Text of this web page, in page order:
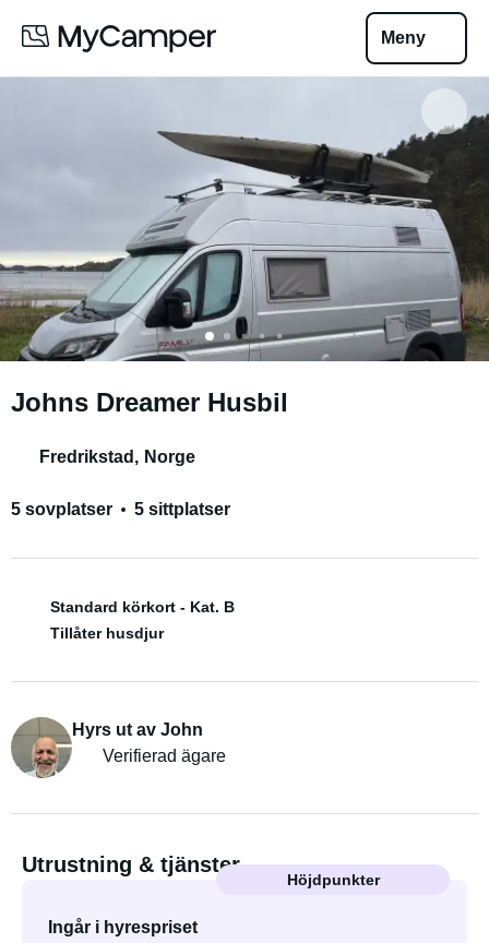
Meny
Johns Dreamer Husbil
Fredrikstad , Norge
5 sovplatser 5 sittplatser
Standard körkort - Kat. B
Tillåter husdjur
Hyrs ut av John
Verifierad ägare
Utrustning & tjänster
Höjdpunkter
Ingår i hyrespriset